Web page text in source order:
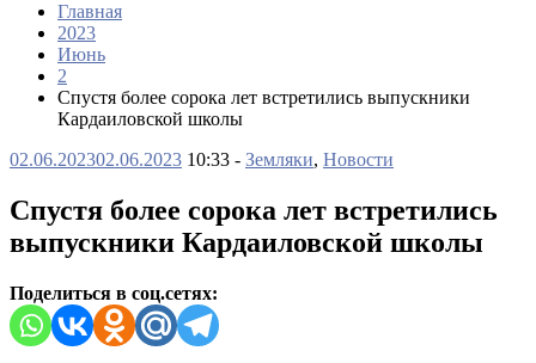
Главная
2023
Июнь
2
Спустя более сорока лет встретились выпускники
Кардаиловской школы
02.06.202302.06.2023 10:33 - Земляки, Новости
Спустя более сорока лет встретились
выпускники Кардаиловской школы
Поделиться в соц.сетях: